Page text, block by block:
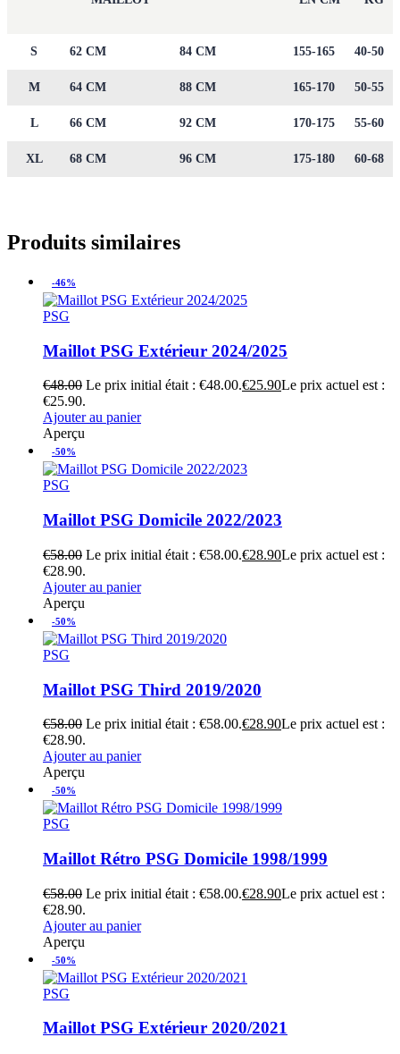
S 62 CM 84 CM 155-165 40-50
M 64 CM 88 CM 165-170 50-55
L 66 CM 92 CM 170-175 55-60
XL 68 CM 96 CM 175-180 60-68
Produits similaires
-46%
PSG
Maillot PSG Extérieur 2024/2025
€48.00 Le prix initial était : €48.00.€25.90Le prix actuel est :
€25.90.
Ajouter au panier
Aperçu
-50%
PSG
Maillot PSG Domicile 2022/2023
€58.00 Le prix initial était : €58.00.€28.90Le prix actuel est :
€28.90.
Ajouter au panier
Aperçu
-50%
PSG
Maillot PSG Third 2019/2020
€58.00 Le prix initial était : €58.00.€28.90Le prix actuel est :
€28.90.
Ajouter au panier
Aperçu
-50%
PSG
Maillot Rétro PSG Domicile 1998/1999
€58.00 Le prix initial était : €58.00.€28.90Le prix actuel est :
€28.90.
Ajouter au panier
Aperçu
-50%
PSG
Maillot PSG Extérieur 2020/2021